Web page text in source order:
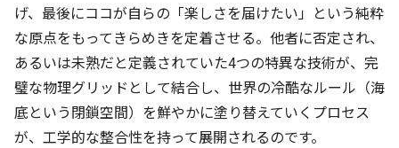
げ、最後にココが自らの「楽しさを届けたい」という純粋
な原点をもってきらめきを定着させる。他者に否定され、
あるいは未熟だと定義されていた4つの特異な技術が、完
璧な物理グリッドとして結合し、世界の冷酷なルール（海
底という閉鎖空間）を鮮やかに塗り替えていくプロセス
が、工学的な整合性を持って展開されるのです。